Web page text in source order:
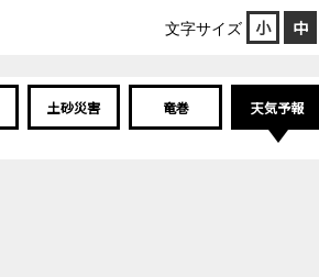
文字サイズ 小 中
土砂災害 竜巻 天気予報